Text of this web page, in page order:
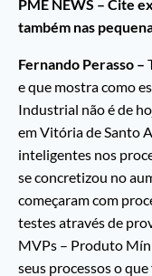
PME NEWS – Cite
também nas
Fernando Perasso –
e que mostra como
Industrial não é de
em Vitória de Santo
inteligentes nos
se concretizou no
começaram com
testes através de
MVPs – Produto
seus processos o